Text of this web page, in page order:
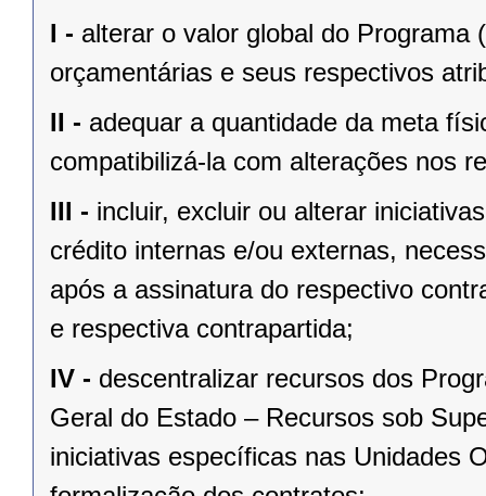
I - alterar o valor global do Programa
orçamentárias e seus respectivos
II - adequar a quantidade da meta
compatibilizá-la com alterações nos
III - incluir, excluir ou alterar
crédito internas e/ou externas,
após a assinatura do respectivo
e respectiva contrapartida;
IV - descentralizar recursos dos
Geral do Estado – Recursos sob
iniciativas específicas nas Unidades